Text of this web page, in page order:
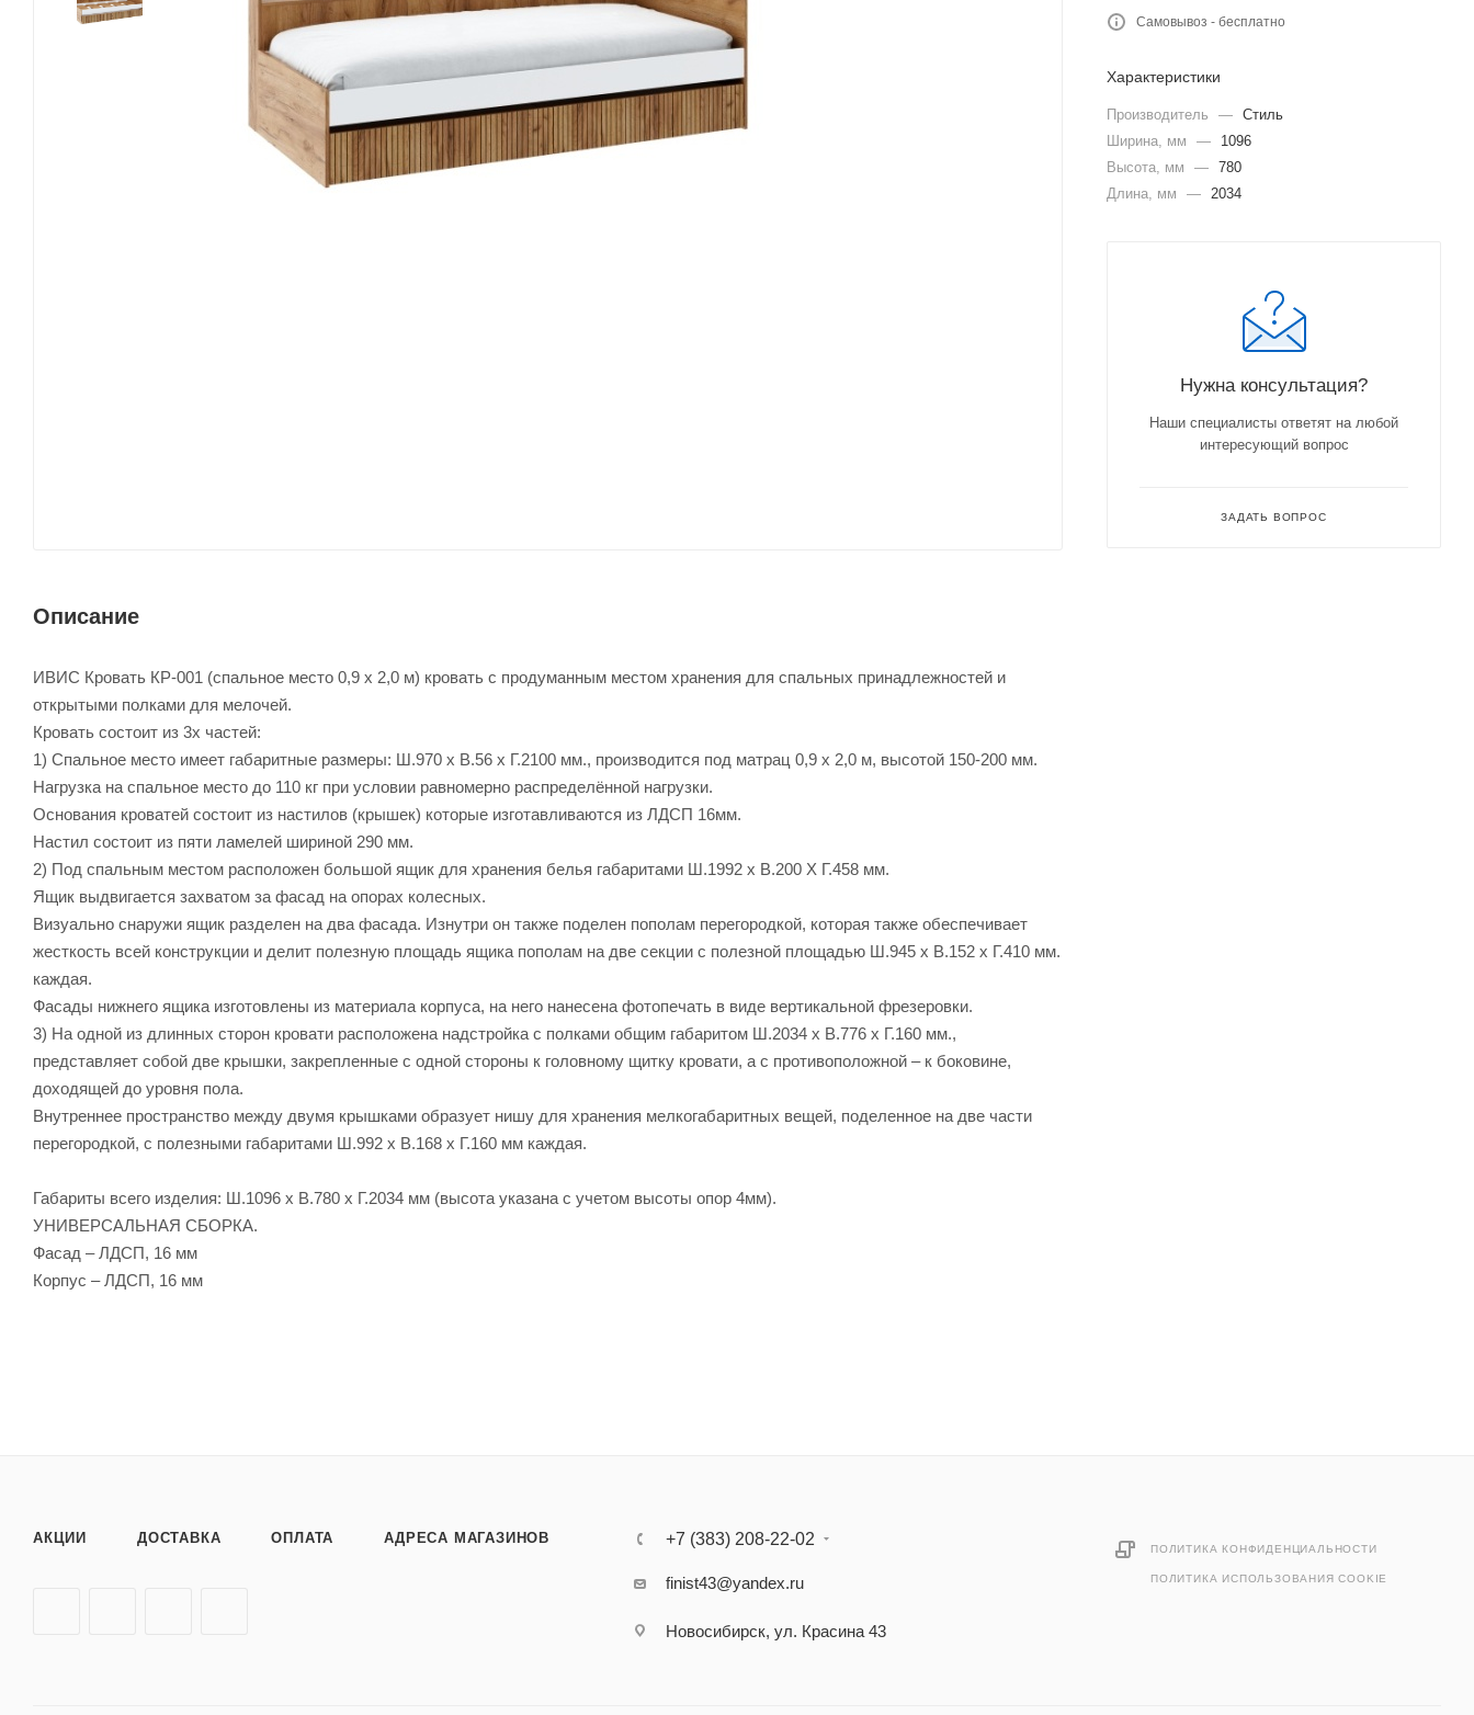
Описание
ИВИС Кровать КР-001 (спальное место 0,9 х 2,0 м) кровать с продуманным местом хранения для спальных принадлежностей и
открытыми полками для мелочей.
Кровать состоит из 3х частей:
1) Спальное место имеет габаритные размеры: Ш.970 х В.56 х Г.2100 мм., производится под матрац 0,9 х 2,0 м, высотой 150-200 мм.
Нагрузка на спальное место до 110 кг при условии равномерно распределённой нагрузки.
Основания кроватей состоит из настилов (крышек) которые изготавливаются из ЛДСП 16мм.
Настил состоит из пяти ламелей шириной 290 мм.
2) Под спальным местом расположен большой ящик для хранения белья габаритами Ш.1992 х В.200 Х Г.458 мм.
Ящик выдвигается захватом за фасад на опорах колесных.
Визуально снаружи ящик разделен на два фасада. Изнутри он также поделен пополам перегородкой, которая также обеспечивает
жесткость всей конструкции и делит полезную площадь ящика пополам на две секции с полезной площадью Ш.945 х В.152 х Г.410 мм.
каждая.
Фасады нижнего ящика изготовлены из материала корпуса, на него нанесена фотопечать в виде вертикальной фрезеровки.
3) На одной из длинных сторон кровати расположена надстройка с полками общим габаритом Ш.2034 х В.776 х Г.160 мм.,
представляет собой две крышки, закрепленные с одной стороны к головному щитку кровати, а с противоположной – к боковине,
доходящей до уровня пола.
Внутреннее пространство между двумя крышками образует нишу для хранения мелкогабаритных вещей, поделенное на две части
перегородкой, с полезными габаритами Ш.992 х В.168 х Г.160 мм каждая.
Габариты всего изделия: Ш.1096 х В.780 х Г.2034 мм (высота указана с учетом высоты опор 4мм).
УНИВЕРСАЛЬНАЯ СБОРКА.
Фасад – ЛДСП, 16 мм
Корпус – ЛДСП, 16 мм
Самовывоз - бесплатно
Характеристики
Производитель — Стиль
Ширина, мм
—
1096
Высота, мм
— 780
Длина, мм
— 2034
Нужна консультация?
Наши специалисты ответят на любой
интересующий вопрос
ЗАДАТЬ ВОПРОС
АКЦИИ ДОСТАВКА ОПЛАТА АДРЕСА МАГАЗИНОВ +7 (383) 208-22-02
finist43@yandex.ru
Новосибирск, ул. Красина 43
ПОЛИТИКА КОНФИДЕНЦИАЛЬНОСТИ
ПОЛИТИКА ИСПОЛЬЗОВАНИЯ COOKIE